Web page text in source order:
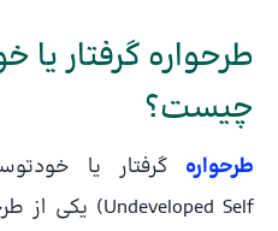
تست‌ها
طرحواره گرفتار یا
چیست؟
طرحواره
Undeveloped Self) یکی از طرحواره‌های ناسازگار اولیه در